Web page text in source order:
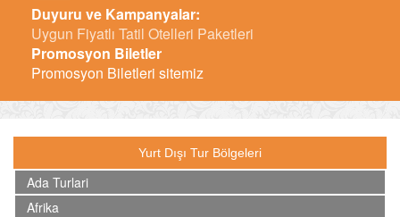
Duyuru ve Kampanyalar:
-
Promosyon Biletler
Promosyon Biletleri sitemiz
Yurt Dışı Tur Bölgeleri
Ada Turlari
Afrika